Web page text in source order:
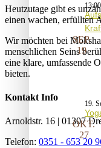
13:00
SEP.
19
19.
OKT.
27
Heutzutage gibt es
einen wachen, erfüllten
Wir möchten bei
menschlichen Seins
eine klare, umfassende
bieten.
Kontakt Info
Arnoldstr. 16 | 01307
Telefon: 0351 - 653 20